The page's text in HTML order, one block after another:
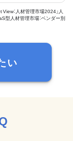
：人材管理市場2024」人
型人材管理市場：ベンダー別
い